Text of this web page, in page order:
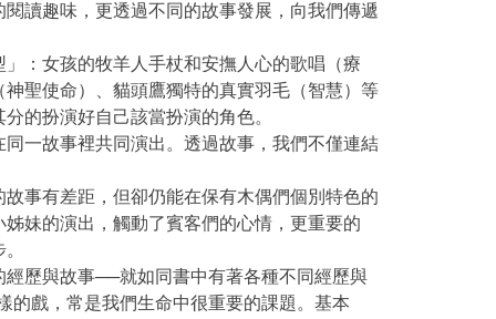
讀趣味，更透過不同的故事發展，向我們傳遞
：女孩的牧羊人手杖和安撫人心的歌唱（療
聖使命）、貓頭鷹獨特的真實羽毛（智慧）等
的扮演好自己該當扮演的角色。
一故事裡共同演出。透過故事，我們不僅連結
事有差距，但卻仍能在保有木偶們個別特色的
妹的演出，觸動了賓客們的心情，更重要的
歷與故事──就如同書中有著各種不同經歷與
的戲，常是我們生命中很重要的課題。基本